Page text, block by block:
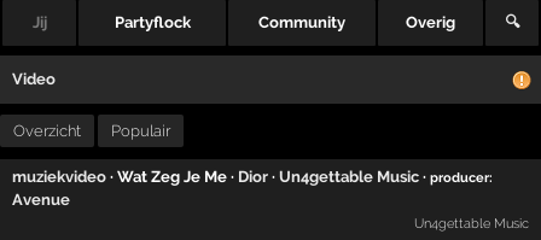
Jij Partyflock Community Overig 🔍
Video
Overzicht Populair
muziekvideo · Wat Zeg Je Me · Dior ·Un4gettable Music ·producer:
Avenue
Un4gettable Music